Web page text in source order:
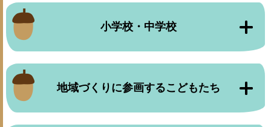
小学校・中学校
地域づくりに参画するこどもたち